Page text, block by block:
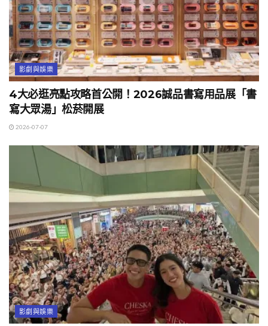
影劇與娛樂
4大必逛亮點攻略首公開！2026誠品書寫用品展「書
寫大眾湯」松菸開展
2026-07-07
影劇與娛樂